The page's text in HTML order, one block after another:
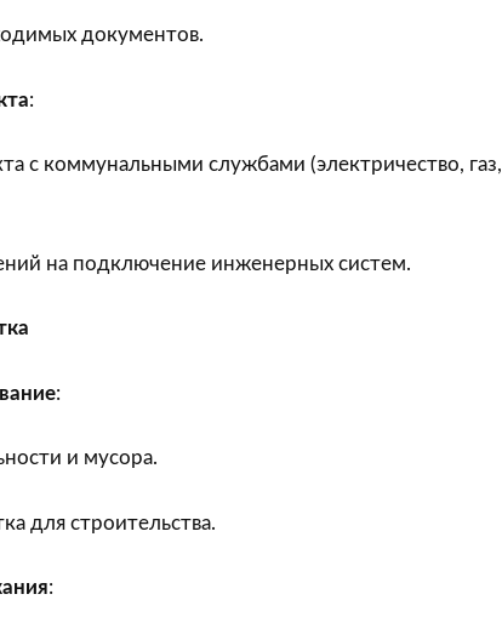
документов.
:
с коммунальными службами (электричество, газ,
на подключение инженерных систем.
:
и мусора.
для строительства.
: